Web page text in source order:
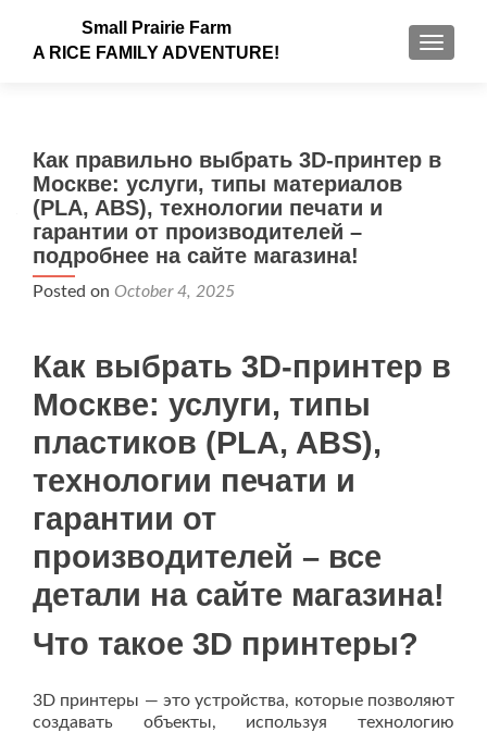
Small Prairie Farm
A RICE FAMILY ADVENTURE!
Как правильно выбрать 3D-принтер в
Москве: услуги, типы материалов
(PLA, ABS), технологии печати и
гарантии от производителей –
подробнее на сайте магазина!
Posted on October 4, 2025
Как выбрать 3D-принтер в
Москве: услуги, типы
пластиков (PLA, ABS),
технологии печати и
гарантии от
производителей – все
детали на сайте магазина!
Что такое 3D принтеры?
3D принтеры — это устройства, которые позволяют
создавать объекты, используя технологию